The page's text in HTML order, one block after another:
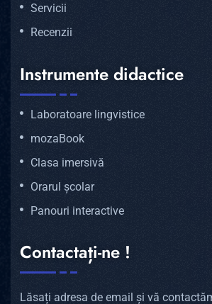
Servicii
Recenzii
Instrumente didactice
Laboratoare lingvistice
mozaBook
Clasa imersivă
Orarul școlar
Panouri interactive
Contactați-ne !
Lăsați adresa de email și vă